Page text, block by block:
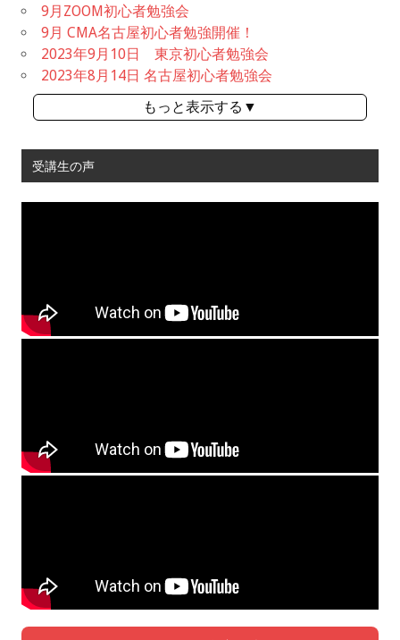
9月ZOOM初心者勉強会
9月 CMA名古屋初心者勉強開催！
2023年9月10日 東京初心者勉強会
2023年8月14日 名古屋初心者勉強会
もっと表示する▼
受講生の声